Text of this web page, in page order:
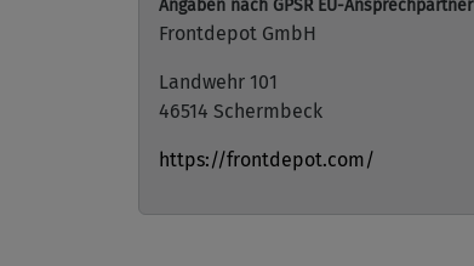
Angaben nach GPSR EU-Ansprechpartner
Frontdepot GmbH
Landwehr 101
46514 Schermbeck
https://frontdepot.com/